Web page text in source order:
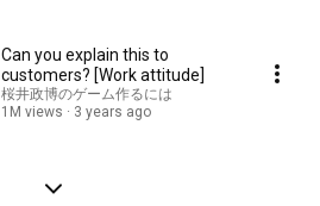
Can you explain this to
customers? [Work attitude]
桜井政博のゲーム作るには
1M views
3 years ago